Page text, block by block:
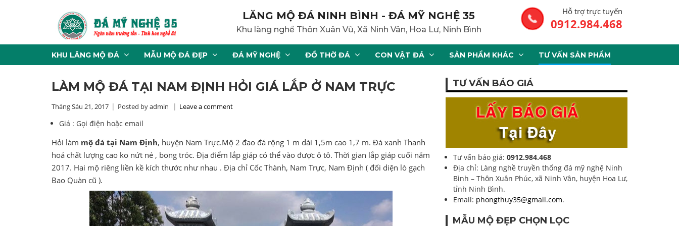
LĂNG MỘ ĐÁ NINH BÌNH - ĐÁ MỸ NGHỆ 35
Khu làng nghề Thôn Xuân Vũ, Xã Ninh Vân, Hoa Lư, Ninh Bình
Hỗ trợ trực tuyến
0912.984.468
KHU LĂNG MỘ ĐÁ MẪU MỘ ĐÁ ĐẸP ĐÁ MỸ NGHỆ ĐỒ THỜ ĐÁ CON VẬT ĐÁ SẢN PHẨM KHÁC TƯ VẤN SẢN PHẨM
LÀM MỘ ĐÁ TẠI NAM ĐỊNH HỎI GIÁ LẮP Ở NAM TRỰC
Tháng Sáu 21, 2017 Posted by admin Leave a comment
Giá : Gọi điện hoặc email
Hỏi làm mộ đá tại Nam Định, huyện Nam Trực.Mộ 2 đao đá rộng 1 m dài 1,5m cao 1,7 m. Đá xanh Thanh
hoá chất lượng cao ko nứt nẻ , bong tróc. Địa điểm lắp giáp có thể vào được ô tô. Thời gian lắp giáp cuối năm
2017. Hai mộ riêng liền kề kích thước như nhau . Địa chỉ Cốc Thành, Nam Trực, Nam Định ( đối diện lò gạch
Bao Quàn cũ ).
TƯ VẤN BÁO GIÁ
Tư vấn báo giá: 0912.984.468
Địa chỉ: Làng nghề truyền thống đá mỹ nghệ Ninh
Bình – Thôn Xuân Phúc, xã Ninh Vân, huyện Hoa Lư,
tỉnh Ninh Bình.
Email: phongthuy35@gmail.com.
MẪU MỘ ĐẸP CHỌN LỌC